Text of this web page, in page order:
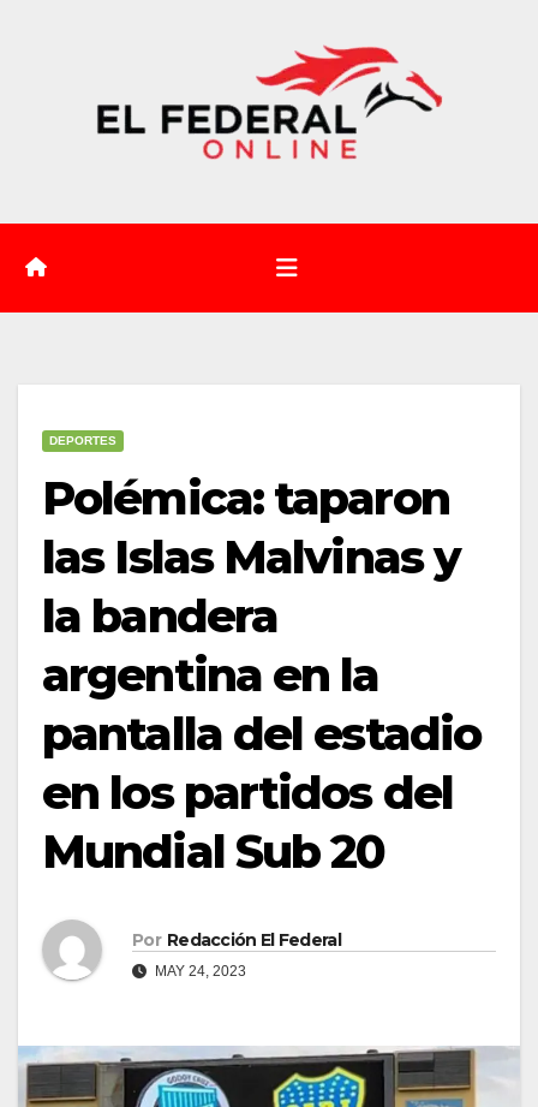
DEPORTES
Polémica: taparon
las Islas Malvinas y
la bandera
argentina en la
pantalla del estadio
en los partidos del
Mundial Sub 20
Por Redacción El Federal
MAY 24, 2023